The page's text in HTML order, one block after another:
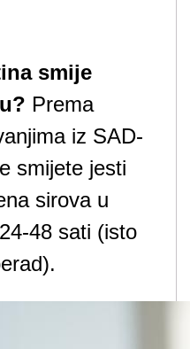
smije
Prema
iz SAD-
smijete jesti
sirova u
48 sati (isto